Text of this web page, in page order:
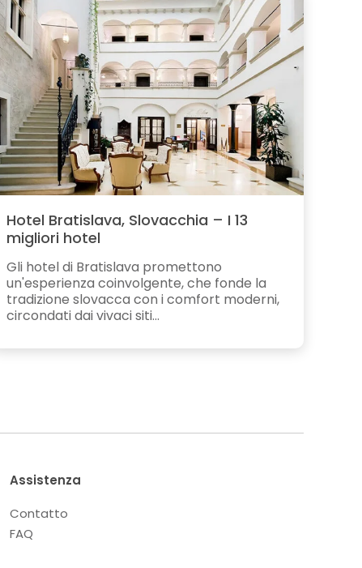
Hotel Bratislava, Slovacchia – I 13
migliori hotel
Gli hotel di Bratislava promettono
un'esperienza coinvolgente, che fonde la
tradizione slovacca con i comfort moderni,
circondati dai vivaci siti...
Assistenza
Contatto
FAQ